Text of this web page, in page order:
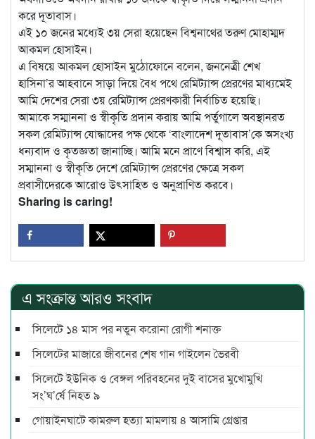
করে দূতাবাস।
এই ১০ জনের মধ্যেই ৩য় সেরা হয়েছেন বিশ্বনাথের তরুণ মোহাম্মদ
আকমল হোসাইন।
এ বিষয়ে আকমল হোসাইন মুঠোফোনে বলেন, জননেত্রী শেখ
হাসিনা’র আহবানে সাড়া দিয়ে বৈধ পথে রেমিট্যান্স প্রেরণের মাধ্যমেই
আমি দেশের সেরা ৩য় রেমিট্যান্স প্রেরণকারী নির্বাচিত হয়েছি।
আমাকে সম্মাননা ও স্বীকৃতি প্রদান করায় আমি পর্তুগালে অবস্থানরত
সকল রেমিট্যান্স যোদ্ধাদের পক্ষ থেকে ‘বাংলাদেশ দূতাবাস’কে অসংখ্য
ধন্যবাদ ও কৃতজ্ঞতা জানাচ্ছি। আমি মনে প্রাণে বিশ্বাস করি, এই
সম্মাননা ও স্বীকৃতি দেশে রেমিট্যান্স প্রেরণের ক্ষেত্রে সকল
প্রবাসীদেরকে আরোও উৎসাহিত ও অনুপ্রাণিত করবে।
Sharing is caring!
এ সংক্রান্ত আরও সংবাদ
সিলেটে ১৪ মাস পর নতুন করোনা রোগী শনাক্ত
সিলেটের মাজারে জীবনের শেষ গান গাইলেন ভৈরবী
সিলেটে ইউনিক ও বেঙ্গল পরিবহনের দুই বাসের মুখোমুখি
সং’ঘ’র্ষে নিহত ৯
গোয়াইনঘাটে কামরুল হত্যা মামলায় ৪ আসামি গ্রেপ্তার